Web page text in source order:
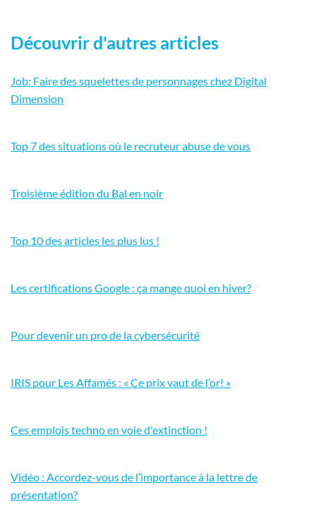
Découvrir d'autres articles
Job: Faire des squelettes de personnages chez Digital
Dimension
Top 7 des situations où le recruteur abuse de vous
Troisième édition du Bal en noir
Top 10 des articles les plus lus !
Les certifications Google : ça mange quoi en hiver?
Pour devenir un pro de la cybersécurité
IRIS pour Les Affamés : « Ce prix vaut de l’or! »
Ces emplois techno en voie d'extinction !
Vidéo : Accordez-vous de l’importance à la lettre de
présentation?